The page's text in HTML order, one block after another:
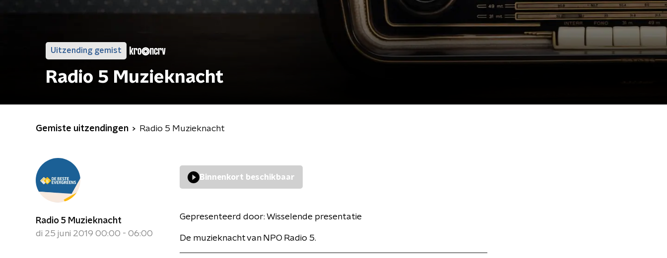
Uitzending gemist
Radio 5 Muzieknacht
Gemiste uitzendingen Radio 5 Muzieknacht
Radio 5 Muzieknacht
di 25 juni 2019 00:00 - 06:00
Binnenkort beschikbaar
Gepresenteerd door: Wisselende presentatie
De muzieknacht van NPO Radio 5.